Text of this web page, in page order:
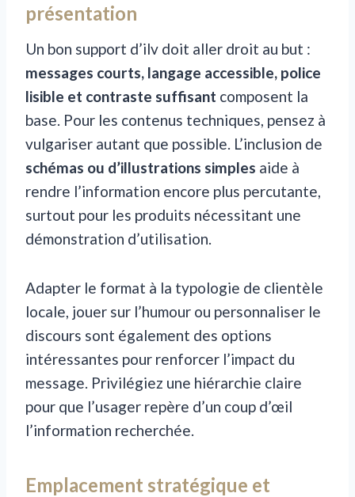
présentation
Un bon support d’ilv doit aller droit au but :
messages courts, langage accessible, police
lisible et contraste suffisant composent la
base. Pour les contenus techniques, pensez à
vulgariser autant que possible. L’inclusion de
schémas ou d’illustrations simples aide à
rendre l’information encore plus percutante,
surtout pour les produits nécessitant une
démonstration d’utilisation.
Adapter le format à la typologie de clientèle
locale, jouer sur l’humour ou personnaliser le
discours sont également des options
intéressantes pour renforcer l’impact du
message. Privilégiez une hiérarchie claire
pour que l’usager repère d’un coup d’œil
l’information recherchée.
Emplacement stratégique et